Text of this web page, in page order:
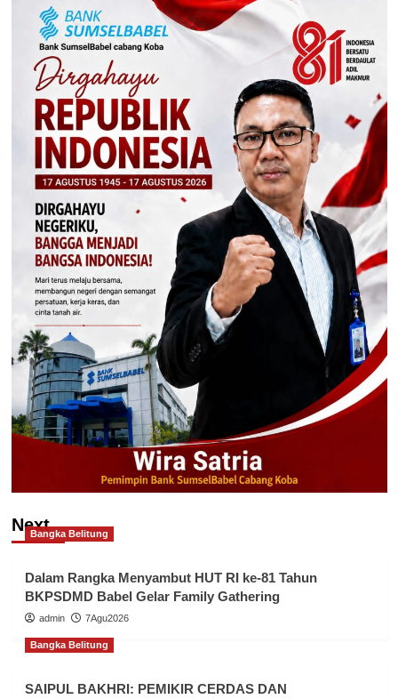
NextBangka Belitung
Dalam Rangka Menyambut HUT RI ke-81 Tahun
BKPSDMD Babel Gelar Family Gathering
admin 7Agu2026
Bangka Belitung
SAIPUL BAKHRI: PEMIKIR CERDAS DAN